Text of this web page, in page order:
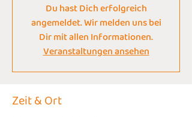
Du hast Dich erfolgreich
angemeldet. Wir melden uns bei
Dir mit allen Informationen.
Veranstaltungen ansehen
Zeit & Ort